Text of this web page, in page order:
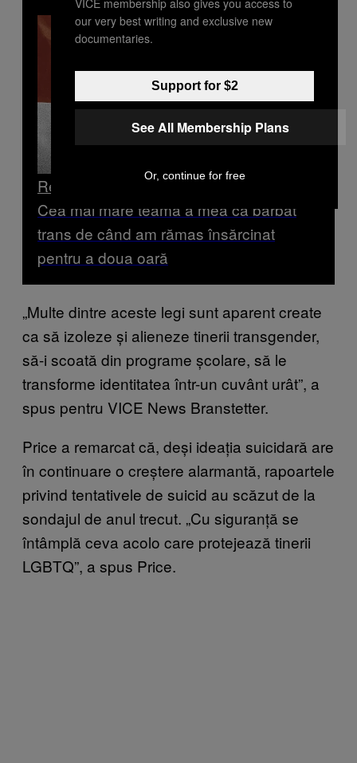
Read Next
Cea mai mare teamă a mea ca bărbat
trans de când am rămas însărcinat
pentru a doua oară
„Multe dintre aceste legi sunt aparent create
ca să izoleze și alieneze tinerii transgender,
să-i scoată din programe școlare, să le
transforme identitatea într-un cuvânt urât”, a
spus pentru VICE News Branstetter.
Price a remarcat că, deși ideația suicidară are
în continuare o creștere alarmantă, rapoartele
privind tentativele de suicid au scăzut de la
sondajul de anul trecut. „Cu siguranță se
întâmplă ceva acolo care protejează tinerii
LGBTQ”, a spus Price.
our very best writing and exclusive new
documentaries.
Support for $2
See All Membership Plans
Or, continue for free